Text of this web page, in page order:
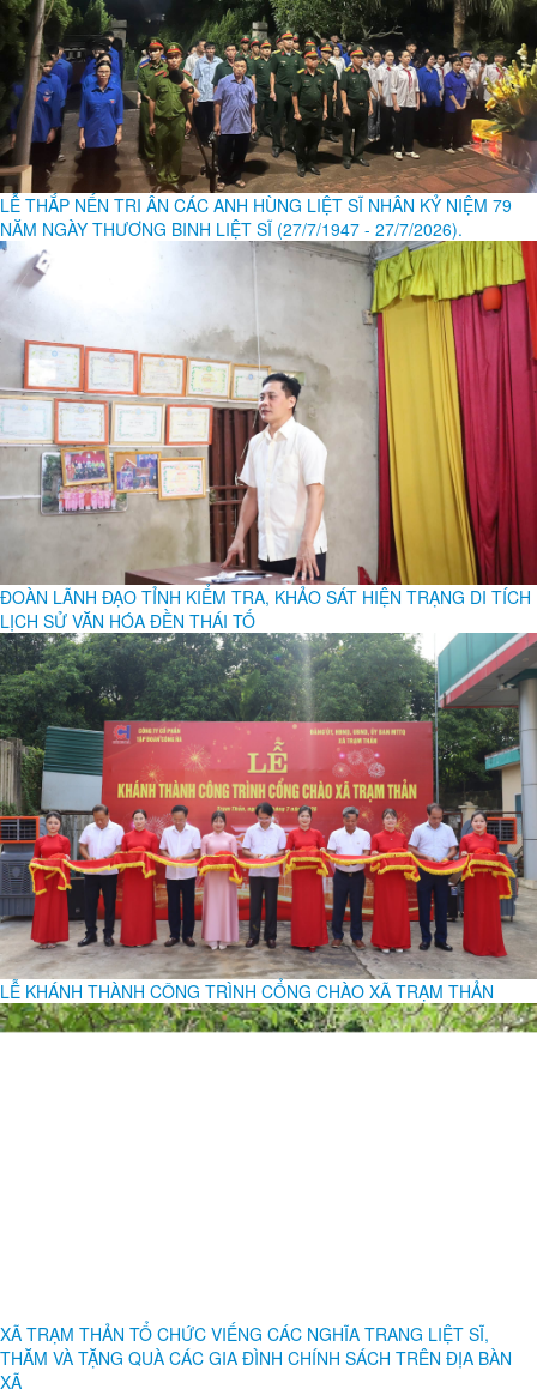
LỄ THẮP NẾN TRI ÂN CÁC ANH HÙNG LIỆT SĨ NHÂN KỶ NIỆM 79
NĂM NGÀY THƯƠNG BINH LIỆT SĨ (27/7/1947 - 27/7/2026).
ĐOÀN LÃNH ĐẠO TỈNH KIỂM TRA, KHẢO SÁT HIỆN TRẠNG DI TÍCH
LỊCH SỬ VĂN HÓA ĐỀN THÁI TỐ
LỄ KHÁNH THÀNH CÔNG TRÌNH CỔNG CHÀO XÃ TRẠM THẢN
XÃ TRẠM THẢN TỔ CHỨC VIẾNG CÁC NGHĨA TRANG LIỆT SĨ,
THĂM VÀ TẶNG QUÀ CÁC GIA ĐÌNH CHÍNH SÁCH TRÊN ĐỊA BÀN
XÃ